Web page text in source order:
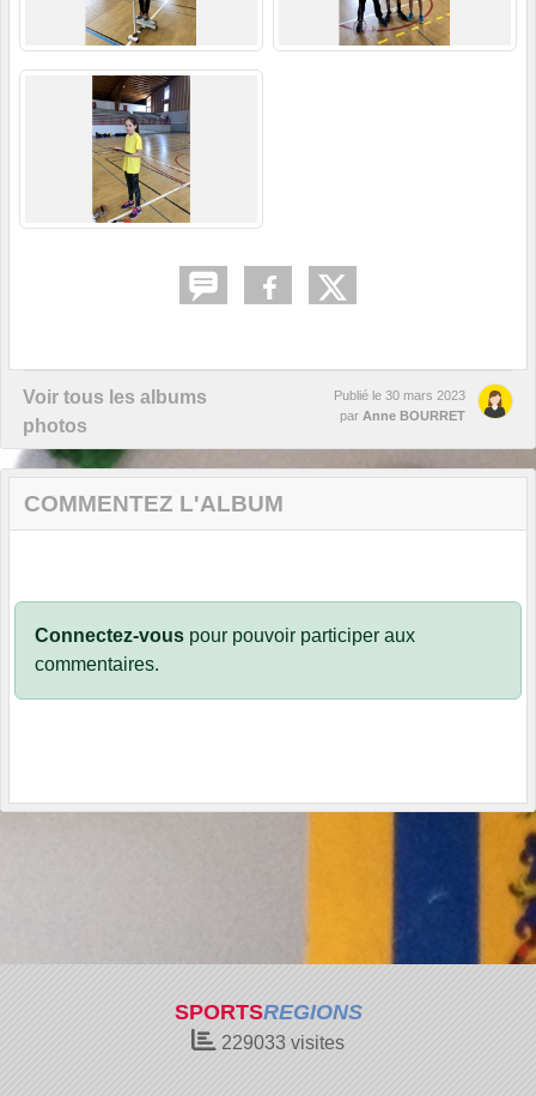
Voir tous les albums
photos
Publié le 30 mars 2023
par Anne BOURRET
COMMENTEZ L'ALBUM
Connectez-vous pour pouvoir participer aux
commentaires.
SPORTSREGIONS
229033 visites